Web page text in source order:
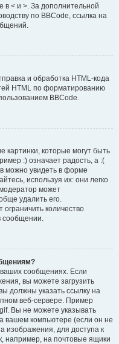
в < и >. За дополнительной
по BBCode, ссылка на
и обработка HTML-кода
HTML по форматированию
BBCode.
которые могут быть
:) означает радость, а :(
можно увидеть в форме
используя их: они легко
может
удалить его.
количество
сообщении.
сообщениях. Если
вы можете загрузить
должны указать ссылку на
веб-сервере. Пример
Вы не можете указывать
вашем компьютере (если он не
изображения, для доступа к
например, на почтовые ящики